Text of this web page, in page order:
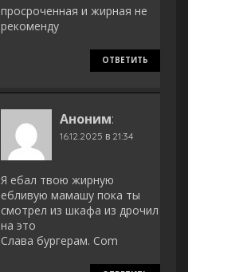
просроченная и жирная не
рекоменду
ОТВЕТИТЬ
Аноним:
16.12.2025 в 21:34
Я ебал твою жирную
ебливую мамашу пока ты
смотрел из шкафа из дрочил
на это
Слава бургерам. Com